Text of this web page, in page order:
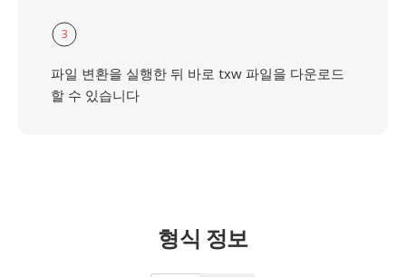
3
파일 변환을 실행한 뒤 바로 txw 파일을 다운로드
할 수 있습니다
형식 정보